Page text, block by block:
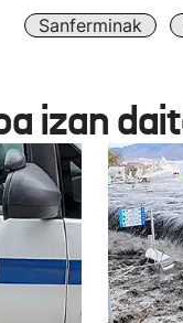
Sanferminak
izan